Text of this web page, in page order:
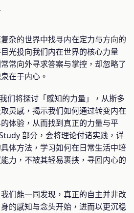
杂的世界中找寻内在定力与方向的
光投向我们内在世界的核心力量
常向外寻求答案与掌控，却忽略了
在于内心。
们将探讨「感知的力量」，从斯多
灵感，揭示我们如何通过转变内在
体验，从而找到真正的力量与平
部分，会将理论付诸实践，详
体方法，学习如何在日常生活中培
力，不被其轻易裹挟，寻回内心的
们能一同发现，真正的自主并非改
的感知与念头开始，进而以更沉稳